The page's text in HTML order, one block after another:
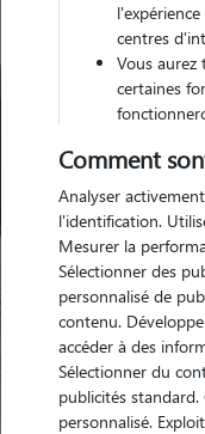
centres
Vous aurez
certaines
Comment
Analyser
l'identification.
Mesurer la
Sélectionner des
personnalisé de
contenu.
accéder à des
Sélectionner du
publicités
personnalisé.